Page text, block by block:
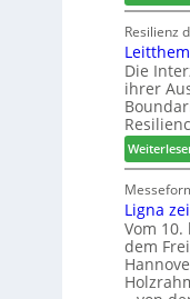
Resilienz
Die
ihrer
Ligna
Vom
dem